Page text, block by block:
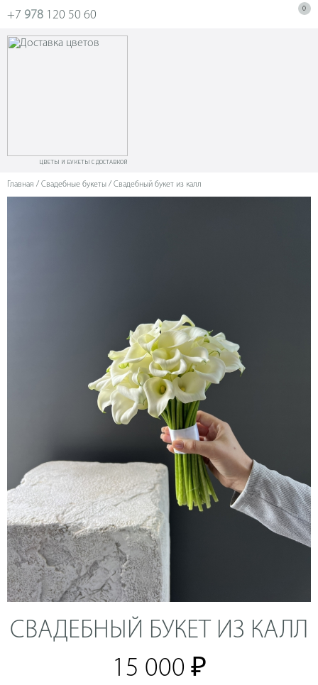
+7 978 120 50 60 0
ЦВЕТЫ И БУКЕТЫ С ДОСТАВКОЙ
Главная / Свадебные букеты / Свадебный букет из калл
СВАДЕБНЫЙ БУКЕТ ИЗ КАЛЛ
15 000 ₽